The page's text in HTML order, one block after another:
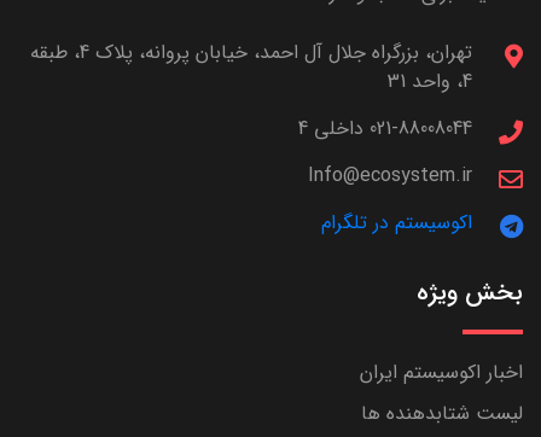
تهران، بزرگراه جلال آل احمد، خیابان پروانه، پلاک 4، طبقه
4، واحد 31
021-88008044 داخلی 4
Info@ecosystem.ir
اکوسیستم در تلگرام
بخش ویژه
اخبار اکوسیستم ایران
لیست شتابدهنده ها